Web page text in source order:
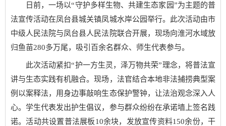
日前，一场以“守护多样生物、共建生态家园”为主题的普
法宣传活动在凤台县城关镇凤城水岸公园举行。此次活动由市
中级人民法院与凤台县人民法院联合开展，现场向淮河水域放
归鱼苗280多万尾，吸引百余名群众、师生代表参与。
此次活动紧扣“护一方生灵，泽万物共荣”理念，将普法宣
讲与生态实践有机融合。现场，法官结合本地非法捕捞典型案
例以案释法，用身边事敲响生态保护警钟，让法治观念深入人
心。学生代表发出护生倡议，参与群众纷纷在承诺墙上签名践
诺。活动共设置普法展板10余块，发放宣传资料150余份，干